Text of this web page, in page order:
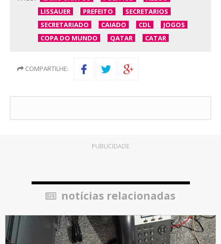
LISSAUER
PREFEITO
SECRETARIOS
SECRETARIADO
CAIADO CDL
JOGOS
COPA DO MUNDO
QATAR CATAR
COMPARTILHE:
PUBLICIDADE
notícias relacionadas